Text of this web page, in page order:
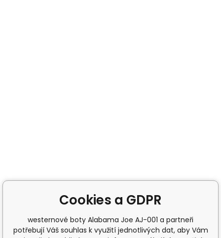
Cookies a GDPR
westernové boty Alabama Joe AJ-001 a partneři
potřebují Váš souhlas k využití jednotlivých dat, aby Vám